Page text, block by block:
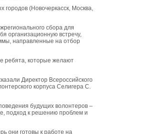
городов (Новочеркасск, Москва,
сбора для
организационную встречу,
направленные на отбор
ребята, которые желают
Директор Всероссийского
корпуса Селигера С.
будущих волонтеров –
подход к решению проблем и
они готовы к работе на